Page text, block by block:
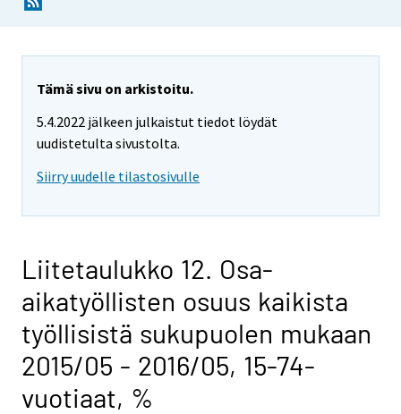
Tämä sivu on arkistoitu.
5.4.2022 jälkeen julkaistut tiedot löydät
uudistetulta sivustolta.
Siirry uudelle tilastosivulle
Liitetaulukko 12. Osa-
aikatyöllisten osuus kaikista
työllisistä sukupuolen mukaan
2015/05 - 2016/05, 15-74-
vuotiaat, %